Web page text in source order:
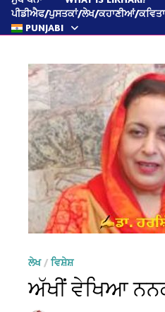
ਪੀਡੀਐਫ/ਪੁਸਤਕਾਂ/ਲੇਖ/ਕਹਾਣੀਆਂ/ਕਵਿਤਾ
PUNJABI
ਲੇਖ/ਵਿਸ਼ੇਸ਼
ਅੱਖੀਂ ਵੇਖਿਆ